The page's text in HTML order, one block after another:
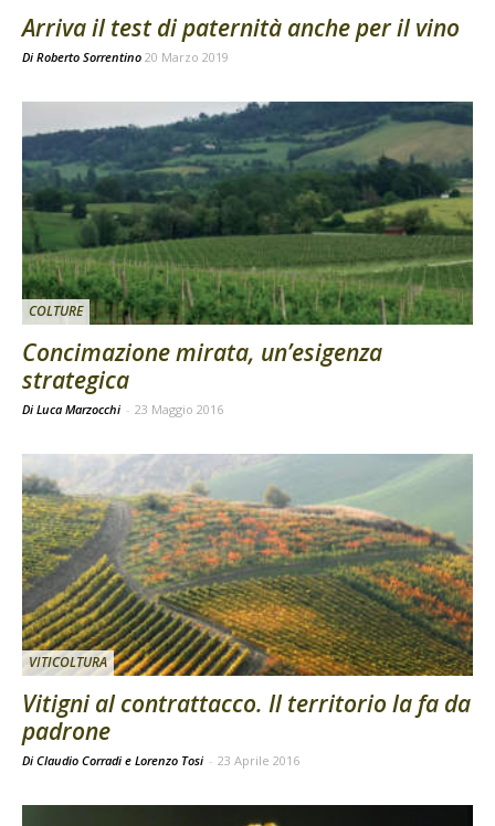
Arriva il test di paternità anche per il vino
Di Roberto Sorrentino 20 Marzo 2019
COLTURE
Concimazione mirata, un’esigenza
strategica
Di Luca Marzocchi - 23 Maggio 2016
VITICOLTURA
Vitigni al contrattacco. Il territorio la fa da
padrone
Di Claudio Corradi e Lorenzo Tosi - 23 Aprile 2016